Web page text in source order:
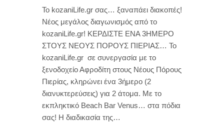
Το kozaniLife.gr σας… ξαναπάει διακοπές!
Νέος μεγάλος διαγωνισμός από το
kozaniLife.gr! ΚΕΡΔΙΣΤΕ ΕΝΑ 3ΗΜΕΡΟ
ΣΤΟΥΣ ΝΕΟΥΣ ΠΟΡΟΥΣ ΠΙΕΡΙΑΣ… Το
kozaniLife.gr σε συνεργασία με το
ξενοδοχείο Αφροδίτη στους Νέους Πόρους
Πιερίας, κληρώνει ένα 3ήμερο (2
διανυκτερεύσεις) για 2 άτομα. Με το
εκπληκτικό Beach Bar Venus… στα πόδια
σας! Η διαδικασία της…